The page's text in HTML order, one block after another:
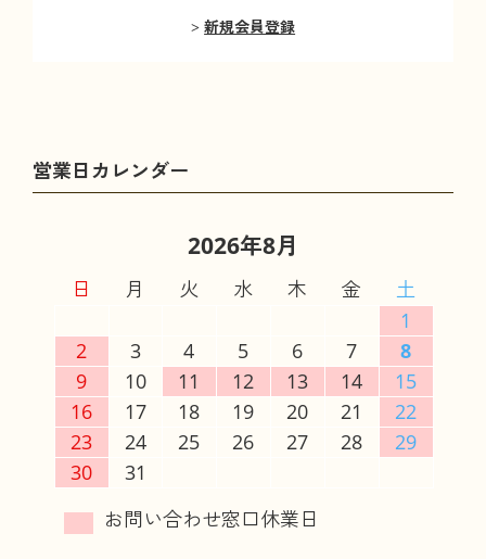
新規会員登録
2026年8月
日 月 火 水 木 金
土
1
2
3 4 5 6 7
8
9
10 11 12 13 14
15
16
17 18 19 20 21
22
23
24 25 26 27 28
29
30
31